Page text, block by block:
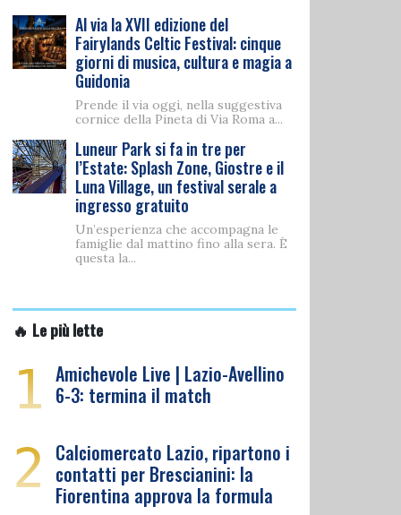
Al via la XVII edizione del
Fairylands Celtic Festival: cinque
giorni di musica, cultura e magia a
Guidonia
Prende il via oggi, nella suggestiva
cornice della Pineta di Via Roma a...
Luneur Park si fa in tre per
l’Estate: Splash Zone, Giostre e il
Luna Village, un festival serale a
ingresso gratuito
Un’esperienza che accompagna le
famiglie dal mattino fino alla sera. È
questa la...
🔥 Le più lette
1 Amichevole Live | Lazio-Avellino
6-3: termina il match
2 Calciomercato Lazio, ripartono i
contatti per Brescianini: la
Fiorentina approva la formula